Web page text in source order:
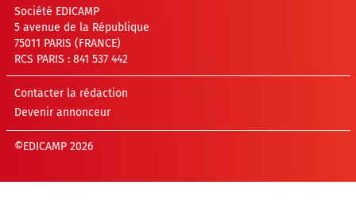
Société EDICAMP
5 avenue de la République
75011 PARIS (FRANCE)
RCS PARIS : 841 537 442
Contacter la rédaction
Devenir annonceur
©EDICAMP 2026